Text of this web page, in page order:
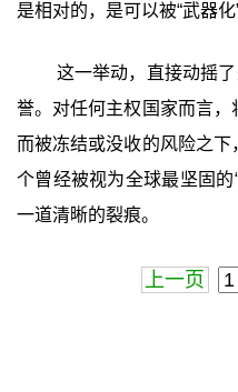
是相对的，是可以被“武器化”
这一举动，直接动摇
誉。对任何主权国家而言
而被冻结或没收的风险之
个曾经被视为全球最坚固
一道清晰的裂痕。
上一页